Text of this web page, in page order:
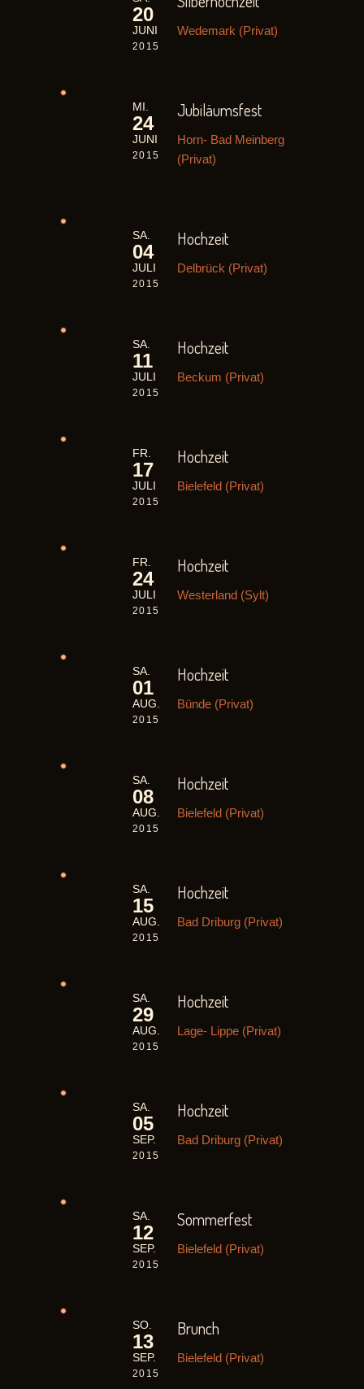
20
JUNI
2015
Wedemark (Privat)
MI.
24
JUNI
2015
Jubiläumsfest
Horn- Bad Meinberg
(Privat)
SA.
04
JULI
2015
Hochzeit
Delbrück (Privat)
SA.
11
JULI
2015
Hochzeit
Beckum (Privat)
FR.
17
JULI
2015
Hochzeit
Bielefeld (Privat)
FR.
24
JULI
2015
Hochzeit
Westerland (Sylt)
SA.
01
AUG.
2015
Hochzeit
Bünde (Privat)
SA.
08
AUG.
2015
Hochzeit
Bielefeld (Privat)
SA.
15
AUG.
2015
Hochzeit
Bad Driburg (Privat)
SA.
29
AUG.
2015
Hochzeit
Lage- Lippe (Privat)
SA.
05
SEP.
2015
Hochzeit
Bad Driburg (Privat)
SA.
12
SEP.
2015
Sommerfest
Bielefeld (Privat)
SO.
13
SEP.
2015
Brunch
Bielefeld (Privat)